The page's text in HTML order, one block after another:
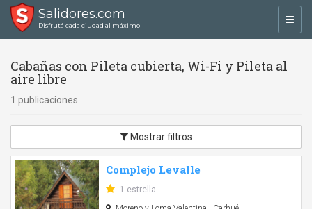
Salidores.com
Disfrutá cada ciudad al máximo
Cabañas con Pileta cubierta, Wi-Fi y Pileta al
aire libre
1 publicaciones
Mostrar filtros
Complejo Levalle
1 estrella